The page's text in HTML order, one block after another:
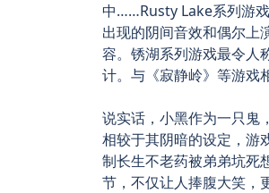
中……Rusty Lake系列游
出现的阴间音效和偶尔上
容。锈湖系列游戏最令人
计。与《寂静岭》等游戏
说实话，小黑作为一只鬼
相较于其阴暗的设定，游
制长生不老药被弟弟坑死
节，不仅让人捧腹大笑，